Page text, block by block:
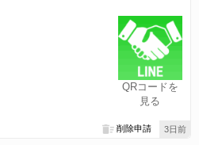
QRコードを
見る
3日前
削除申請